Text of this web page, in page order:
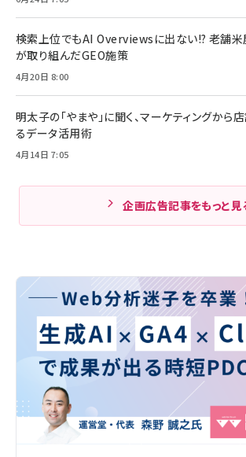
検索上位でもAI Overviewsに出ない!? 老舗米
が取り組んだGEO施策
4月20日 8:00
明太子の「やまや」に聞く、マーケティングから
るデータ活用術
4月14日 7:05
企画広告記事をもっと見